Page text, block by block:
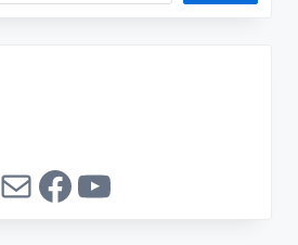
MailFacebook
YouTube